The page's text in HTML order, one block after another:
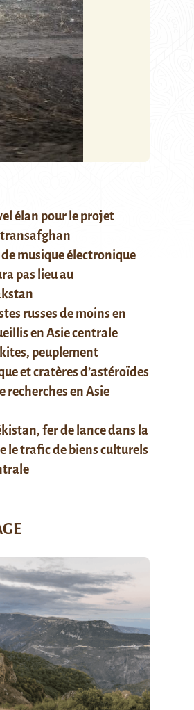
élan pour le projet
musique électronique
pas lieu au
russes de moins en
en Asie centrale
peuplement
et cratères d’astéroïdes
recherches en Asie
fer de lance dans la
le trafic de biens culturels